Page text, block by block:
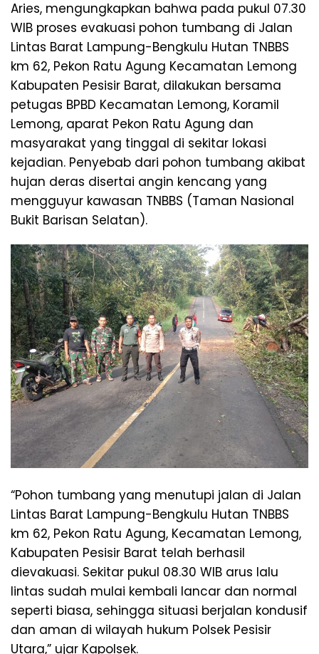
Aries, mengungkapkan bahwa pada pukul 07.30
WIB proses evakuasi pohon tumbang di Jalan
Lintas Barat Lampung-Bengkulu Hutan TNBBS
km 62, Pekon Ratu Agung Kecamatan Lemong
Kabupaten Pesisir Barat, dilakukan bersama
petugas BPBD Kecamatan Lemong, Koramil
Lemong, aparat Pekon Ratu Agung dan
masyarakat yang tinggal di sekitar lokasi
kejadian. Penyebab dari pohon tumbang akibat
hujan deras disertai angin kencang yang
mengguyur kawasan TNBBS (Taman Nasional
Bukit Barisan Selatan).
“Pohon tumbang yang menutupi jalan di Jalan
Lintas Barat Lampung-Bengkulu Hutan TNBBS
km 62, Pekon Ratu Agung, Kecamatan Lemong,
Kabupaten Pesisir Barat telah berhasil
dievakuasi. Sekitar pukul 08.30 WIB arus lalu
lintas sudah mulai kembali lancar dan normal
seperti biasa, sehingga situasi berjalan kondusif
dan aman di wilayah hukum Polsek Pesisir
Utara,” ujar Kapolsek.